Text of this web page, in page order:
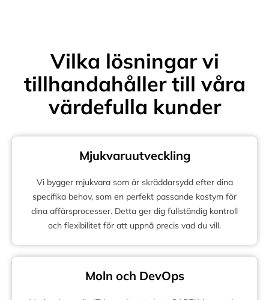
Vilka lösningar vi
tillhandahåller till våra
värdefulla kunder
Mjukvaruutveckling
Vi bygger mjukvara som är skräddarsydd efter dina
specifika behov, som en perfekt passande kostym för
dina affärsprocesser. Detta ger dig fullständig kontroll
och flexibilitet för att uppnå precis vad du vill.
Moln och DevOps